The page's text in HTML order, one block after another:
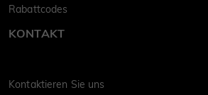
Rabattcodes
KONTAKT
Kontaktieren Sie uns